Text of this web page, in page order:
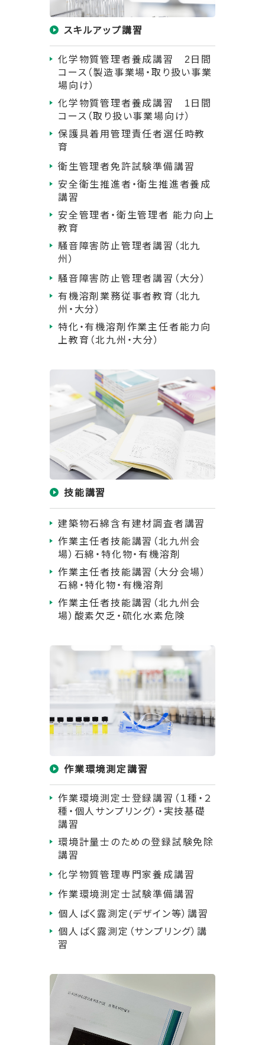
スキルアップ講習
化学物質管理者養成講習 2日間
コース（製造事業場・取り扱い事業
場向け）
化学物質管理者養成講習 1日間
コース（取り扱い事業場向け）
保護具着用管理責任者選任時教
育
衛生管理者免許試験準備講習
安全衛生推進者・衛生推進者養成
講習
安全管理者・衛生管理者 能力向上
教育
騒音障害防止管理者講習（北九
州）
騒音障害防止管理者講習（大分）
有機溶剤業務従事者教育（北九
州・大分）
特化・有機溶剤作業主任者能力向
上教育（北九州・大分）
技能講習
建築物石綿含有建材調査者講習
作業主任者技能講習（北九州会
場）石綿・特化物・有機溶剤
作業主任者技能講習（大分会場）
石綿・特化物・有機溶剤
作業主任者技能講習（北九州会
場）酸素欠乏・硫化水素危険
作業環境測定講習
作業環境測定士登録講習（１種・２
種・個人サンプリング）・実技基礎
講習
環境計量士のための登録試験免除
講習
化学物質管理専門家養成講習
作業環境測定士試験準備講習
個人ばく露測定(デザイン等）講習
個人ばく露測定（サンプリング）講
習